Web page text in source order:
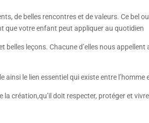
de belles rencontres et de valeurs. Ce bel
que votre enfant peut appliquer au quotidien
leçons. Chacune d’elles nous
le lien essentiel qui existe entre l’homme
la création,qu’il doit respecter, protéger et